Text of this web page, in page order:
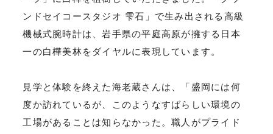
ンドセイコースタジオ 雫石」で生み出される高級
機械式腕時計は、岩手県の平庭高原が擁する日本
一の白樺美林をダイヤルに表現しています。
見学と体験を終えた海老蔵さんは、「盛岡には何
度か訪れているが、このようなすばらしい環境の
工場があることは知らなかった。職人がプライド